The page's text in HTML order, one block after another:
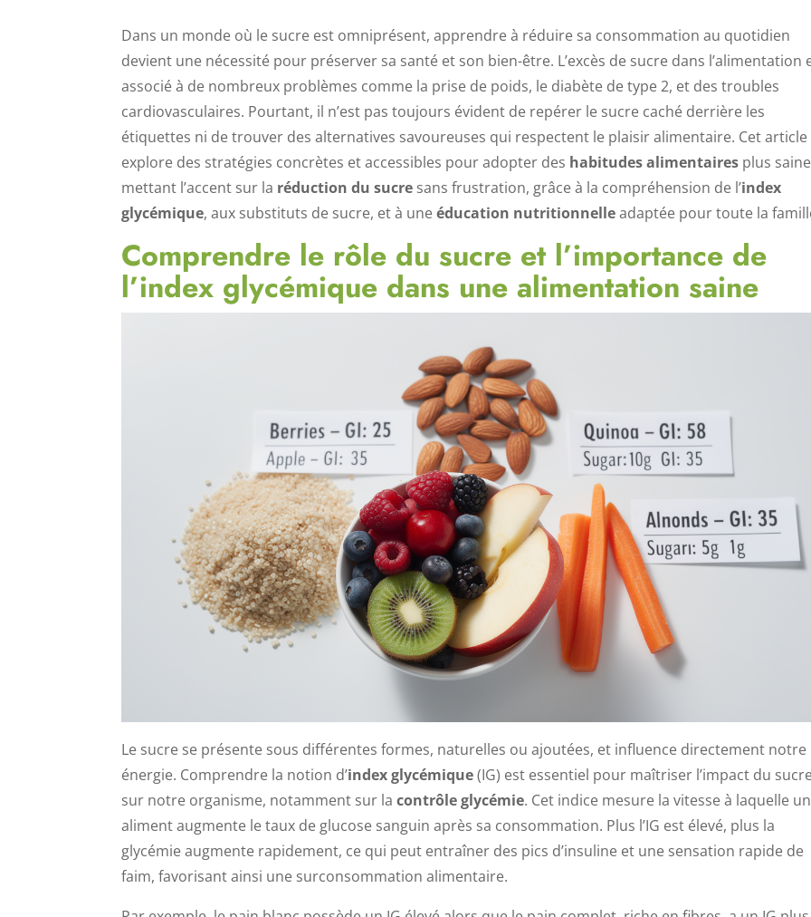
Dans un monde où le sucre est omniprésent, apprendre à réduire sa consommation au quotidien
devient une nécessité pour préserver sa santé et son bien-être. L’excès de sucre dans l’alimentation
associé à de nombreux problèmes comme la prise de poids, le diabète de type 2, et des troubles
cardiovasculaires. Pourtant, il n’est pas toujours évident de repérer le sucre caché derrière les
étiquettes ni de trouver des alternatives savoureuses qui respectent le plaisir alimentaire. Cet article
explore des stratégies concrètes et accessibles pour adopter des habitudes alimentaires plus
mettant l’accent sur la réduction du sucre sans frustration, grâce à la compréhension de l’index
glycémique, aux substituts de sucre, et à uneéducation nutritionnelleadaptée pour toute la
Comprendre le rôle du sucre et l’importance de
l’index glycémique dans une alimentation saine
Le sucre se présente sous différentes formes, naturelles ou ajoutées, et influence directement notre
énergie. Comprendre la notion d’index glycémique(IG) est essentiel pour maîtriser l’impact du
sur notre organisme, notamment sur lacontrôle glycémie. Cet indice mesure la vitesse à laquelle un
aliment augmente le taux de glucose sanguin après sa consommation. Plus l’IG est élevé, plus la
glycémie augmente rapidement, ce qui peut entraîner des pics d’insuline et une sensation rapide de
faim, favorisant ainsi une surconsommation alimentaire.